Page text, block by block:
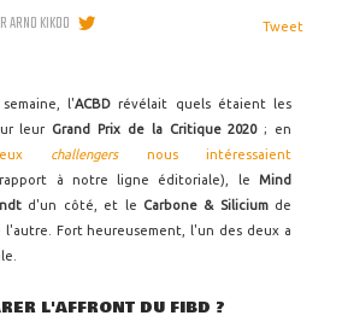
ARNO KIKOO Tweet
l'ACBDrévélait quels étaient les
leur Grand Prix de la Critique 2020; en
challengers nous intéressaient
à notre ligne éditoriale), le Mind
d'un côté, et le Carbone & Silicium de
l'autre. Fort heureusement, l'un des deux a
L'AFFRONT DU FIBD ?